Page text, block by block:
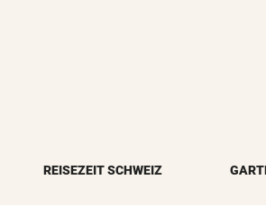
REISEZEIT SCHWEIZ